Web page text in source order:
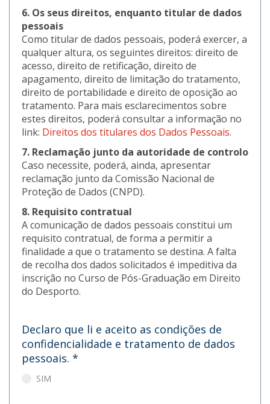
6. Os seus direitos, enquanto titular de dados
pessoais
Como titular de dados pessoais, poderá exercer, a
qualquer altura, os seguintes direitos: direito de
acesso, direito de retificação, direito de
apagamento, direito de limitação do tratamento,
direito de portabilidade e direito de oposição ao
tratamento. Para mais esclarecimentos sobre
estes direitos, poderá consultar a informação no
link: Direitos dos titulares dos Dados Pessoais.
7. Reclamação junto da autoridade de controlo
Caso necessite, poderá, ainda, apresentar
reclamação junto da Comissão Nacional de
Proteção de Dados (CNPD).
8. Requisito contratual
A comunicação de dados pessoais constitui um
requisito contratual, de forma a permitir a
finalidade a que o tratamento se destina. A falta
de recolha dos dados solicitados é impeditiva da
inscrição no Curso de Pós-Graduação em Direito
do Desporto.
Declaro que li e aceito as condições de
confidencialidade e tratamento de dados
pessoais. *
SIM